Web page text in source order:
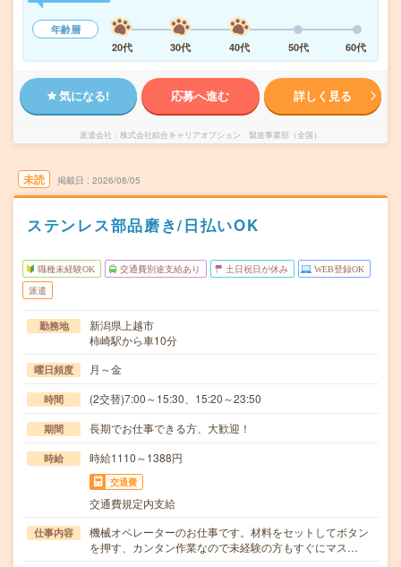
年齢層
20代
30代 40代 50代 60代
気になる! 応募へ進む 詳しく見る
派遣会社 株式会社綜合キャリアオプション 製造事業部（全国）
未読 掲載日 2026/08/05
ステンレス部品磨き/日払いOK
職種未経験OK 交通費別途支給あり 土日祝日が休み WEB登録OK
派遣
勤務地
新潟県上越市
柿崎駅から車10分
曜日頻度 月～金
時間 (2交替)7:00～15:30、15:20～23:50
期間 長期でお仕事できる方、大歓迎！
時給 時給1110～1388円
交通費
交通費規定内支給
仕事内容
機械オペレーターのお仕事です。材料をセットしてボタン
を押す、カンタン作業なので未経験の方もすぐにマス…